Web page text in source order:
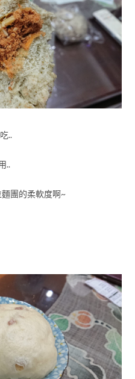
..
..
團的柔軟度啊~